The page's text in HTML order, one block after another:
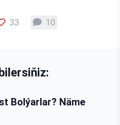
33 10
Bolýarlar? Näme